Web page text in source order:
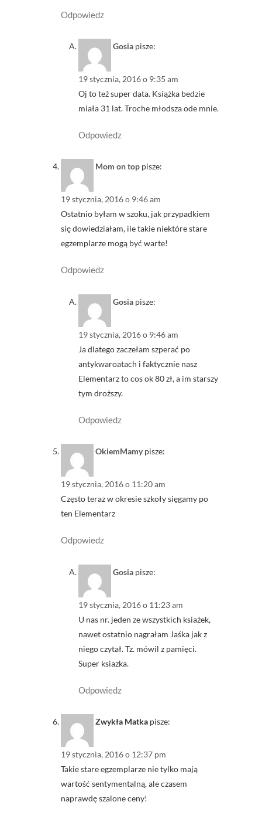
Odpowiedz
Gosia pisze:
19 stycznia, 2016 o 9:35 am
Oj to też super data. Książka bedzie
miała 31 lat. Troche młodsza ode mnie.
Odpowiedz
Mom on top pisze:
19 stycznia, 2016 o 9:46 am
Ostatnio byłam w szoku, jak przypadkiem
się dowiedziałam, ile takie niektóre stare
egzemplarze mogą być warte!
Odpowiedz
Gosia pisze:
19 stycznia, 2016 o 9:46 am
Ja dlatego zaczełam szperać po
antykwaroatach i faktycznie nasz
Elementarz to cos ok 80 zł, a im starszy
tym droższy.
Odpowiedz
OkiemMamy pisze:
19 stycznia, 2016 o 11:20 am
Często teraz w okresie szkoły sięgamy po
ten Elementarz
Odpowiedz
Gosia pisze:
19 stycznia, 2016 o 11:23 am
U nas nr. jeden ze wszystkich ksiażek,
nawet ostatnio nagrałam Jaśka jak z
niego czytał. Tz. mówil z pamięci.
Super ksiazka.
Odpowiedz
Zwykła Matka pisze:
19 stycznia, 2016 o 12:37 pm
Takie stare egzemplarze nie tylko mają
wartość sentymentalną, ale czasem
naprawdę szalone ceny!